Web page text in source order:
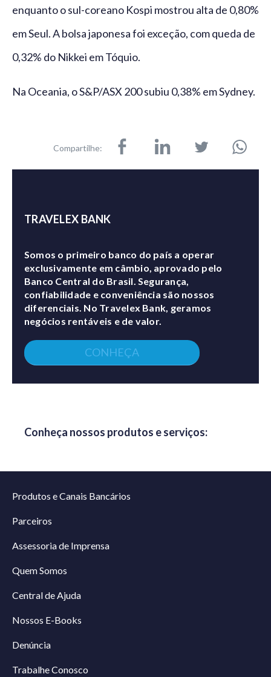
enquanto o sul-coreano Kospi mostrou alta de 0,80%
em Seul. A bolsa japonesa foi exceção, com queda de
0,32% do Nikkei em Tóquio.
Na Oceania, o S&P/ASX 200 subiu 0,38% em Sydney.
Compartilhe:
TRAVELEX BANK
Somos o primeiro banco do país a operar
exclusivamente em câmbio, aprovado pelo
Banco Central do Brasil. Segurança,
confiabilidade e conveniência são nossos
diferenciais. No Travelex Bank, geramos
negócios rentáveis e de valor.
CONHEÇA
Conheça nossos produtos e serviços:
Produtos e Canais Bancários
Parceiros
Assessoria de Imprensa
Quem Somos
Central de Ajuda
Nossos E-Books
Denúncia
Trabalhe Conosco